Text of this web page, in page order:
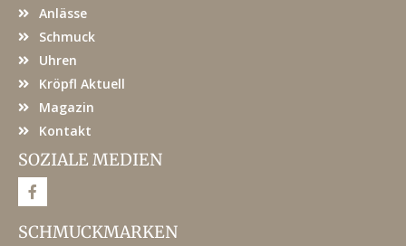
Anlässe
Schmuck
Uhren
Kröpfl Aktuell
Magazin
Kontakt
SOZIALE MEDIEN
F
a
e
b
SCHMUCKMARKEN